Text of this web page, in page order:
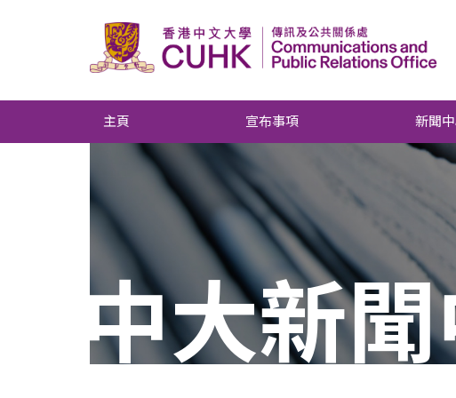
主頁 宣布事項 新聞
中大新